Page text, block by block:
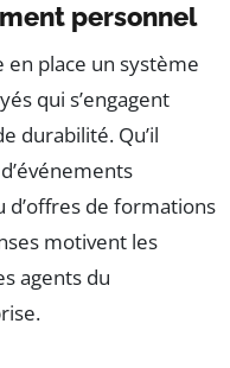
personnel
place un système
qui s’engagent
durabilité. Qu’il
d’offres de formations
motivent les
agents du